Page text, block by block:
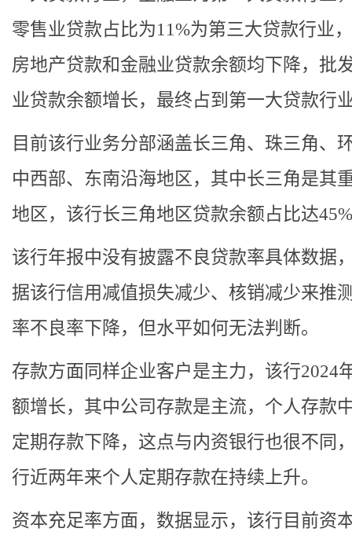
零售业贷款占比为11%为第三大贷款行业
房地产贷款和金融业贷款余额均下降，批
业贷款余额增长，最终占到第一大贷款行
目前该行业务分部涵盖长三角、珠三角、
中西部、东南沿海地区，其中长三角是其
地区，该行长三角地区贷款余额占比达
该行年报中没有披露不良贷款率具体数据
据该行信用减值损失减少、核销减少来推
率不良率下降，但水平如何无法判断。
存款方面同样企业客户是主力，该行2024
额增长，其中公司存款是主流，个人存款
定期存款下降，这点与内资银行也很不同
行近两年来个人定期存款在持续上升。
资本充足率方面，数据显示，该行目前资